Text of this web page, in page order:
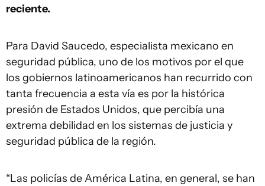
reciente.
Para David Saucedo, especialista mexicano en
seguridad pública, uno de los motivos por el que
los gobiernos latinoamericanos han recurrido con
tanta frecuencia a esta vía es por la histórica
presión de Estados Unidos, que percibía una
extrema debilidad en los sistemas de justicia y
seguridad pública de la región.
“Las policías de América Latina, en general, se han